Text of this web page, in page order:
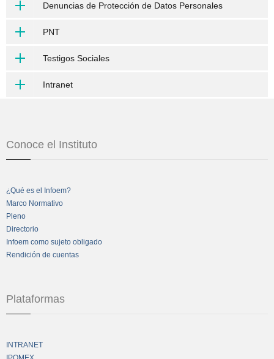
Denuncias de Protección de Datos Personales
PNT
Testigos Sociales
Intranet
Conoce el Instituto
¿Qué es el Infoem?
Marco Normativo
Pleno
Directorio
Infoem como sujeto obligado
Rendición de cuentas
Plataformas
INTRANET